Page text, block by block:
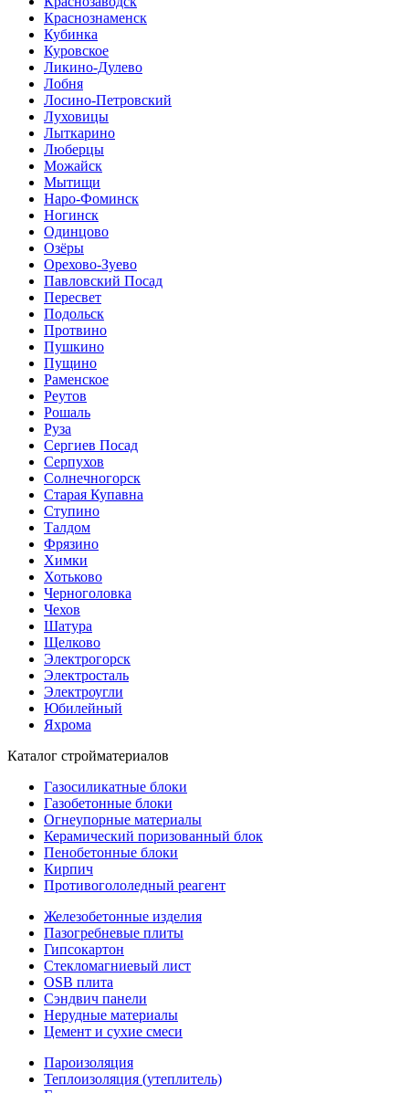
Краснознаменск
Кубинка
Куровское
Ликино-Дулево
Лобня
Лосино-Петровский
Луховицы
Лыткарино
Люберцы
Можайск
Мытищи
Наро-Фоминск
Ногинск
Одинцово
Озёры
Орехово-Зуево
Павловский Посад
Пересвет
Подольск
Протвино
Пушкино
Пущино
Раменское
Реутов
Рошаль
Руза
Сергиев Посад
Серпухов
Солнечногорск
Старая Купавна
Ступино
Талдом
Фрязино
Химки
Хотьково
Черноголовка
Чехов
Шатура
Щелково
Электрогорск
Электросталь
Электроугли
Юбилейный
Яхрома
Каталог стройматериалов
Газосиликатные блоки
Газобетонные блоки
Огнеупорные материалы
Керамический поризованный блок
Пенобетонные блоки
Кирпич
Противогололедный реагент
Железобетонные изделия
Пазогребневые плиты
Гипсокартон
Стекломагниевый лист
OSB плита
Сэндвич панели
Нерудные материалы
Цемент и сухие смеси
Пароизоляция
Теплоизоляция (утеплитель)